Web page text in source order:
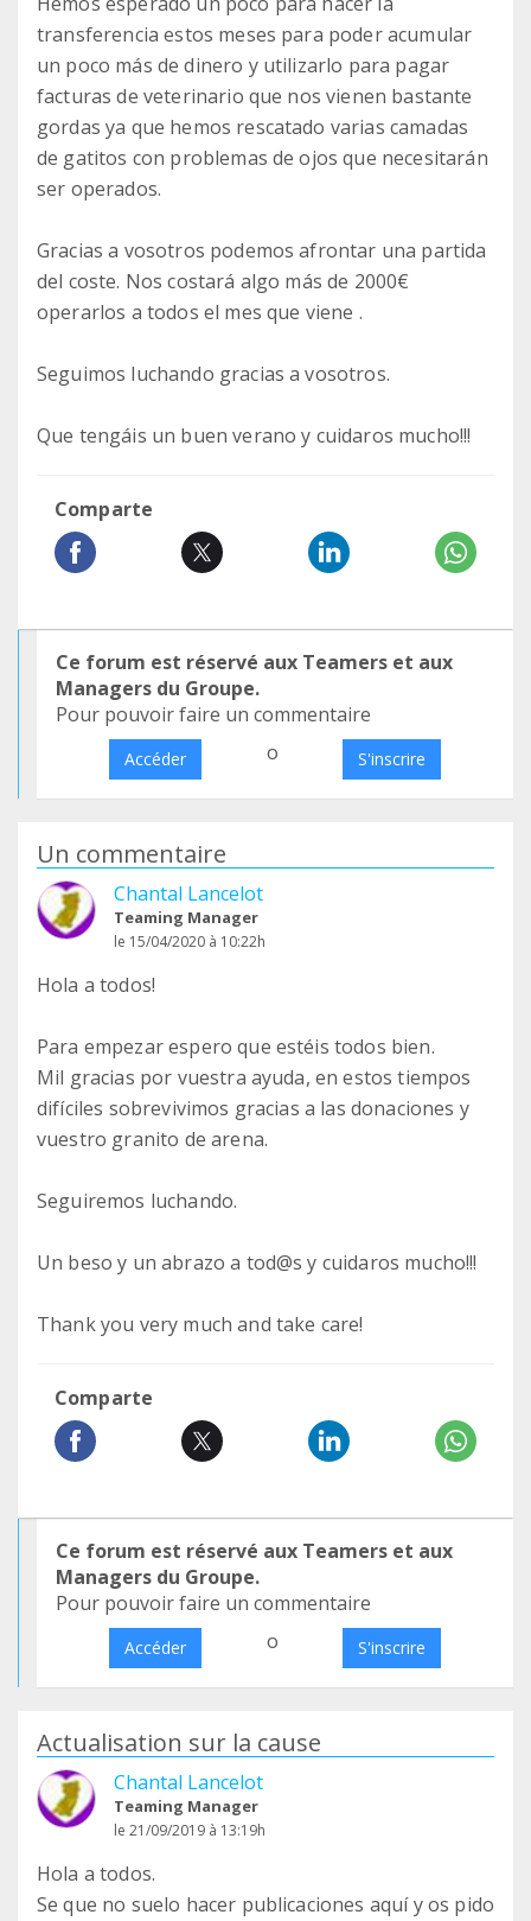
transferencia estos meses para poder acumular
un poco más de dinero y utilizarlo para pagar
facturas de veterinario que nos vienen bastante
gordas ya que hemos rescatado varias camadas
de gatitos con problemas de ojos que necesitarán
ser operados.
Gracias a vosotros podemos afrontar una partida
del coste. Nos costará algo más de 2000€
operarlos a todos el mes que viene .
Seguimos luchando gracias a vosotros.
Que tengáis un buen verano y cuidaros mucho!!!
Comparte
Ce forum est réservé aux Teamers et aux
Managers du Groupe.
Pour pouvoir faire un commentaire
Accéder o S'inscrire
Un commentaire
Chantal Lancelot
Teaming Manager
le 15/04/2020 à 10:22h
Hola a todos!
Para empezar espero que estéis todos bien.
Mil gracias por vuestra ayuda, en estos tiempos
difíciles sobrevivimos gracias a las donaciones y
vuestro granito de arena.
Seguiremos luchando.
Un beso y un abrazo a tod@s y cuidaros mucho!!!
Thank you very much and take care!
Comparte
Ce forum est réservé aux Teamers et aux
Managers du Groupe.
Pour pouvoir faire un commentaire
Accéder o S'inscrire
Actualisation sur la cause
Chantal Lancelot
Teaming Manager
le 21/09/2019 à 13:19h
Hola a todos.
Se que no suelo hacer publicaciones aquí y os pido